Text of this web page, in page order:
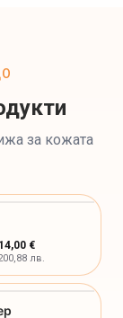
за кожата
€
лв.